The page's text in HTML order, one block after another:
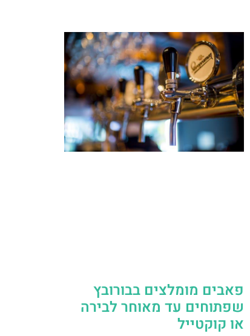
פאבים מומלצים בבורובץ
שפתוחים עד מאוחר לבירה
או קוקטייל